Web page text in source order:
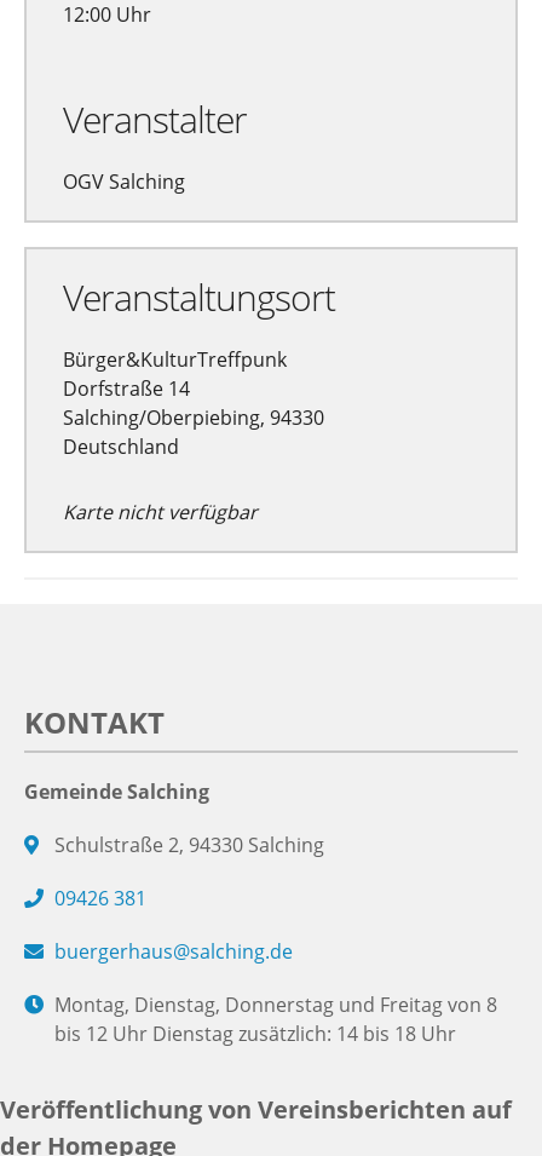
12:00 Uhr
Veranstalter
OGV Salching
Veranstaltungsort
Bürger&KulturTreffpunk
Dorfstraße 14
Salching/Oberpiebing, 94330
Deutschland
Karte nicht verfügbar
KONTAKT
Gemeinde Salching
Schulstraße 2, 94330 Salching
09426 381
buergerhaus@salching.de
Montag, Dienstag, Donnerstag und Freitag von 8
bis 12 Uhr Dienstag zusätzlich: 14 bis 18 Uhr
Veröffentlichung von Vereinsberichten auf
der Homepage